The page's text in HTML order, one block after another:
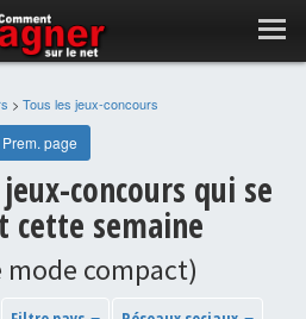
> Tous les jeux-concours
Prem. page
concours qui se
cette semaine
mode compact)